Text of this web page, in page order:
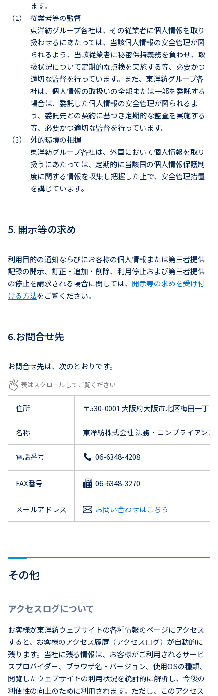
ます。
（2）
従業者等の監督
東洋紡グループ各社は、その従業者に個人情報を取り
扱わせるにあたっては、当該個人情報の安全管理が図
られるよう、当該従業者に秘密保持義務を負わせ、取
扱状況について定期的な点検を実施する等、必要かつ
適切な監督を行っています。また、東洋紡グループ各
社は、個人情報の取扱いの全部または一部を委託する
場合は、委託した個人情報の安全管理が図られるよ
う、委託先との契約に基づき定期的な監査を実施する
等、必要かつ適切な監督を行っています。
（3）
外的環境の把握
東洋紡グループ各社は、外国において個人情報を取り
扱うにあたっては、定期的に当該国の個人情報保護制
度に関する情報を収集し把握した上で、安全管理措置
を講じています。
5. 開示等の求め
利用目的の通知ならびにお客様の個人情報または第三者提供
記録の開示、訂正・追加・削除、利用停止および第三者提供
の停止を請求される場合に関しては、 開示等の求めを受け付
ける方法をご覧ください。
6.お問合せ先
お問合せ先は、次のとおりです。
住所 〒530-0001 大阪府大阪市北区梅田一丁
名称 東洋紡株式会社 法務・コンプライアンス
電話番号 06-6348-4208
FAX番号 06-6348-3270
メールアドレス お問い合わせはこちら
その他
アクセスログについて
お客様が東洋紡ウェブサイトの各種情報のページにアクセス
すると、お客様のアクセス履歴（アクセスログ）が自動的に
残ります。当社に残る情報は、お客様がご利用されるサービ
スプロバイダー、ブラウザ名・バージョン、使用OSの種類、
閲覧したウェブサイトの利用状況を統計的に解析し、今後の
利便性の向上のために利用されます。ただし、このアクセス